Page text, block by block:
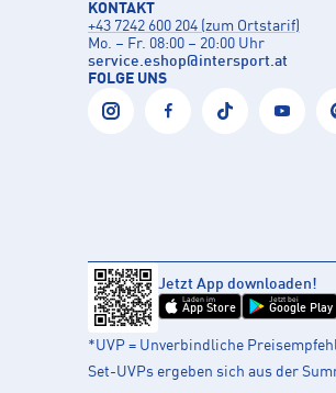
KONTAKT
+43 7242 600 204 (zum Ortstarif)
Mo. – Fr. 08:00 – 20:00 Uhr
service.eshop@intersport.at
FOLGE UNS
Jetzt App downloaden!
Laden im
App Store
Jetzt bei
Google Play
*UVP = Unverbindliche
Set-UVPs ergeben sich aus der